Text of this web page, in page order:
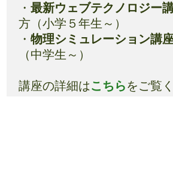
・ 最新ウェブテクノロジー
方（小学５年生～）
・ 物理シミュレーション講
（中学生～）
講座の詳細はこちらをご覧